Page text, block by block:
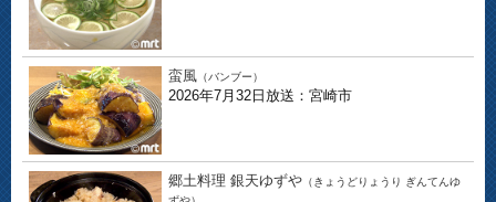
蛮風 （バンブー）
2026年7月32日放送：宮崎市
郷土料理 銀天ゆずや （きょうどりょうり ぎんてんゆ